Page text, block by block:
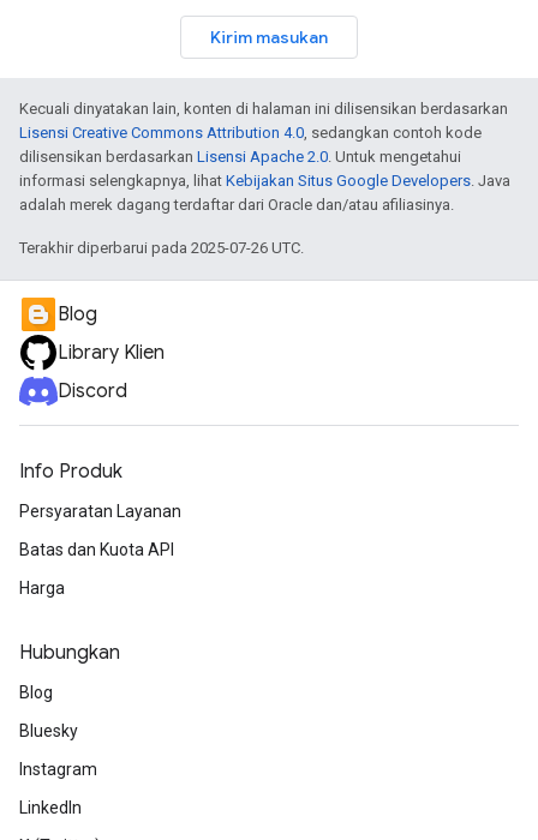
Kirim masukan
Kecuali dinyatakan lain, konten di halaman ini dilisensikan berdasarkan
Lisensi Creative Commons Attribution 4.0, sedangkan contoh kode
dilisensikan berdasarkan Lisensi Apache 2.0. Untuk mengetahui
informasi selengkapnya, lihat Kebijakan Situs Google Developers. Java
adalah merek dagang terdaftar dari Oracle dan/atau afiliasinya.
Terakhir diperbarui pada 2025-07-26 UTC.
Blog
Library Klien
Discord
Info Produk
Persyaratan Layanan
Batas dan Kuota API
Harga
Hubungkan
Blog
Bluesky
Instagram
LinkedIn